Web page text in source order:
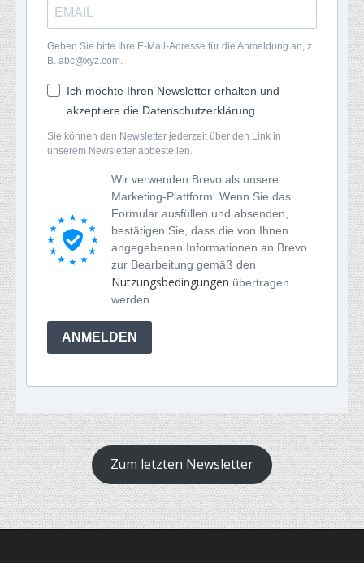
Geben Sie bitte Ihre E-Mail-Adresse für die Anmeldung an, z.
B. abc@xyz.com.
Ich möchte Ihren Newsletter erhalten und
akzeptiere die Datenschutzerklärung.
Sie können den Newsletter jederzeit über den Link in
unserem Newsletter abbestellen.
Wir verwenden Brevo als unsere
Marketing-Plattform. Wenn Sie das
Formular ausfüllen und absenden,
bestätigen Sie, dass die von Ihnen
angegebenen Informationen an Brevo
zur Bearbeitung gemäß den
Nutzungsbedingungen übertragen
werden.
ANMELDEN
Zum letzten Newsletter